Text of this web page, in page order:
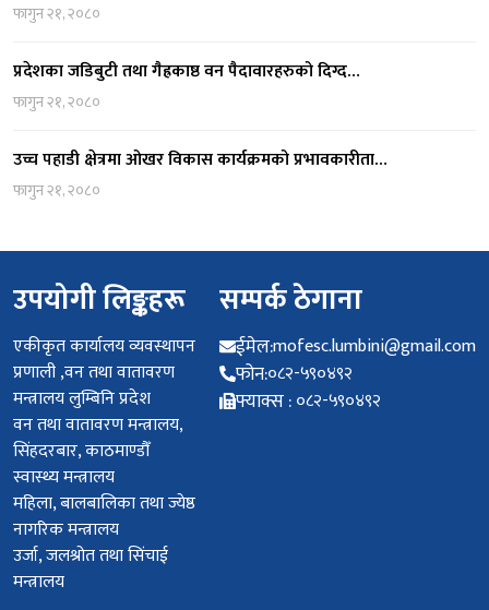
फागुन २१, २०८०
प्रदेशका जडिबुटी तथा गैह्रकाष्ठ वन पैदावारहरुको दिग्द…
फागुन २१, २०८०
उच्च पहाडी क्षेत्रमा ओखर विकास कार्यक्रमको प्रभावकारीता…
फागुन २१, २०८०
उपयोगी लिङ्कहरू
एकीकृत कार्यालय व्यवस्थापन
प्रणाली ,वन तथा वातावरण
मन्त्रालय लुम्बिनि प्रदेश
वन तथा वातावरण मन्त्रालय,
सिंहदरबार, काठमाण्डौँ
स्वास्थ्य मन्त्रालय
महिला, बालबालिका तथा ज्येष्ठ
नागरिक मन्त्रालय
उर्जा, जलश्रोत तथा सिंचाई
मन्त्रालय
सम्पर्क ठेगाना
ईमेल:mofesc.lumbini@gmail.com
फोन:०८२-५९०४९२
फ्याक्स :०८२-५९०४९२